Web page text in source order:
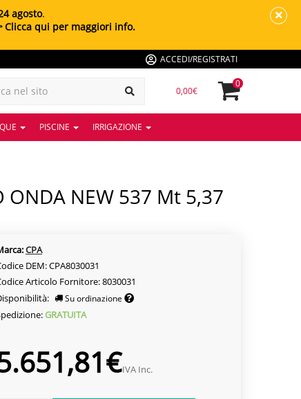
agosto.
Clicca qui per maggiori info.
ACCEDI/REGISTRATI
0,00€
0
PISCINE IRRIGAZIONE
CPA
DEM: CPA8030031
Articolo Fornitore: 8030031
Su ordinazione
GRATUITA
IVA Inc.